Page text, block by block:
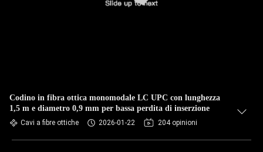
Codino in fibra ottica monomodale LC UPC con lunghezza
1,5 m e diametro 0,9 mm per bassa perdita di inserzione
Cavi a fibre ottiche 2026-01-22 204 opinioni